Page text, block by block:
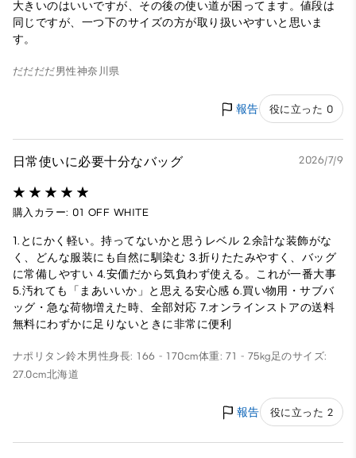
大きいのはいいですが、その後の使い道が困ってます。値段は
同じですが、一つ下のサイズの方が取り扱いやすいと思いま
す。
だだだだ男性神奈川県
報告 役に立った 0
日常使いに必要十分なバッグ 2026/7/9
購入カラー: 01 OFF WHITE
1.とにかく軽い。持ってないかと思うレベル 2.余計な装飾がな
く、どんな服装にも自然に馴染む 3.折りたたみやすく、バッグ
に常備しやすい 4.安価だから気負わず使える。これが一番大事
5.汚れても「まあいいか」と思える安心感 6.買い物用・サブバ
ッグ・急な荷物増えた時、全部対応 7.オンラインストアの送料
無料にわずかに足りないときに非常に便利
ナポリタン鈴木男性身長: 166 - 170cm体重: 71 - 75kg足のサイズ:
27.0cm北海道
報告 役に立った 2